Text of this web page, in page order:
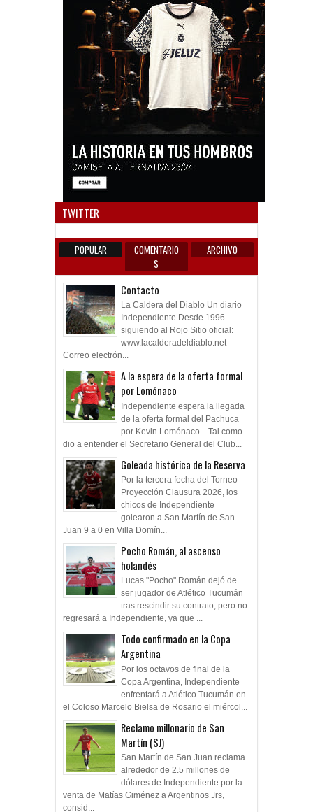
TWITTER
POPULAR
COMENTARIO
S
ARCHIVO
Contacto
La Caldera del Diablo Un diario
Independiente Desde 1996
siguiendo al Rojo Sitio oficial:
www.lacalderadeldiablo.net
Correo electrón...
A la espera de la oferta formal
por Lomónaco
Independiente espera la llegada
de la oferta formal del Pachuca
por Kevin Lomónaco . Tal como
dio a entender el Secretario General del Club...
Goleada histórica de la Reserva
Por la tercera fecha del Torneo
Proyección Clausura 2026, los
chicos de Independiente
golearon a San Martín de San
Juan 9 a 0 en Villa Domín...
Pocho Román, al ascenso
holandés
Lucas "Pocho" Román dejó de
ser jugador de Atlético Tucumán
tras rescindir su contrato, pero no
regresará a Independiente, ya que ...
Todo confirmado en la Copa
Argentina
Por los octavos de final de la
Copa Argentina, Independiente
enfrentará a Atlético Tucumán en
el Coloso Marcelo Bielsa de Rosario el miércol...
Reclamo millonario de San
Martín (SJ)
San Martín de San Juan reclama
alrededor de 2.5 millones de
dólares de Independiente por la
venta de Matías Giménez a Argentinos Jrs,
consid...